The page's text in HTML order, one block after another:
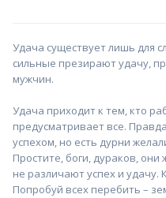
Удача существует лишь для
сильные презирают удачу,
мужчин.
Удача приходит к тем, кто
предусматривает все.
успехом, но есть дурни
Простите, боги, дураков,
не различают успех и удачу.
Попробуй всех перебить –